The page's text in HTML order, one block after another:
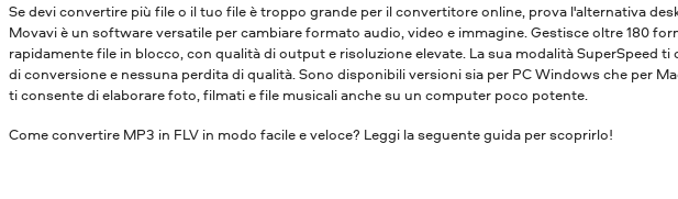
Se devi convertire più file o il tuo file è troppo grande per il convertitore online, prova l'alternativa
Movavi è un software versatile per cambiare formato audio, video e immagine. Gestisce oltre 180
rapidamente file in blocco, con qualità di output e risoluzione elevate. La sua modalità SuperSpeed
di conversione e nessuna perdita di qualità. Sono disponibili versioni sia per PC Windows che per
ti consente di elaborare foto, filmati e file musicali anche su un computer poco potente.
Come convertire MP3 in FLV in modo facile e veloce? Leggi la seguente guida per scoprirlo!